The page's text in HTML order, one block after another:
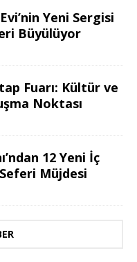
Yeni Sergisi
Büyülüyor
Fuarı: Kültür ve
Noktası
12 Yeni İç
Müjdesi